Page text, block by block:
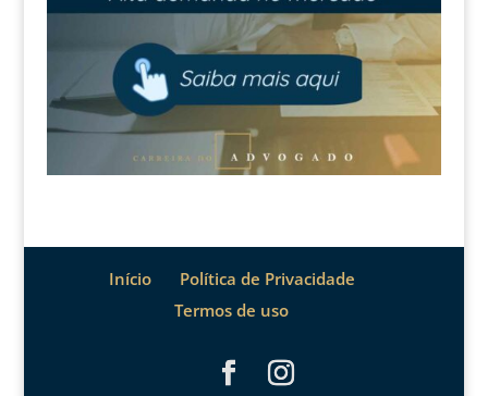
Início
Política de Privacidade
Termos de uso